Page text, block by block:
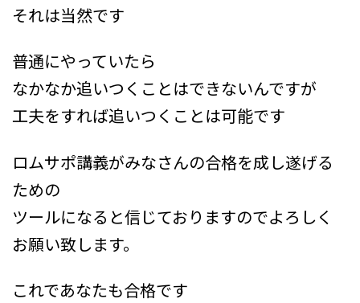
それは当然です
普通にやっていたら
なかなか追いつくことはできないんですが
工夫をすれば追いつくことは可能です
ロムサポ講義がみなさんの合格を成し遂げる
ための
ツールになると信じておりますのでよろしく
お願い致します。
これであなたも合格です